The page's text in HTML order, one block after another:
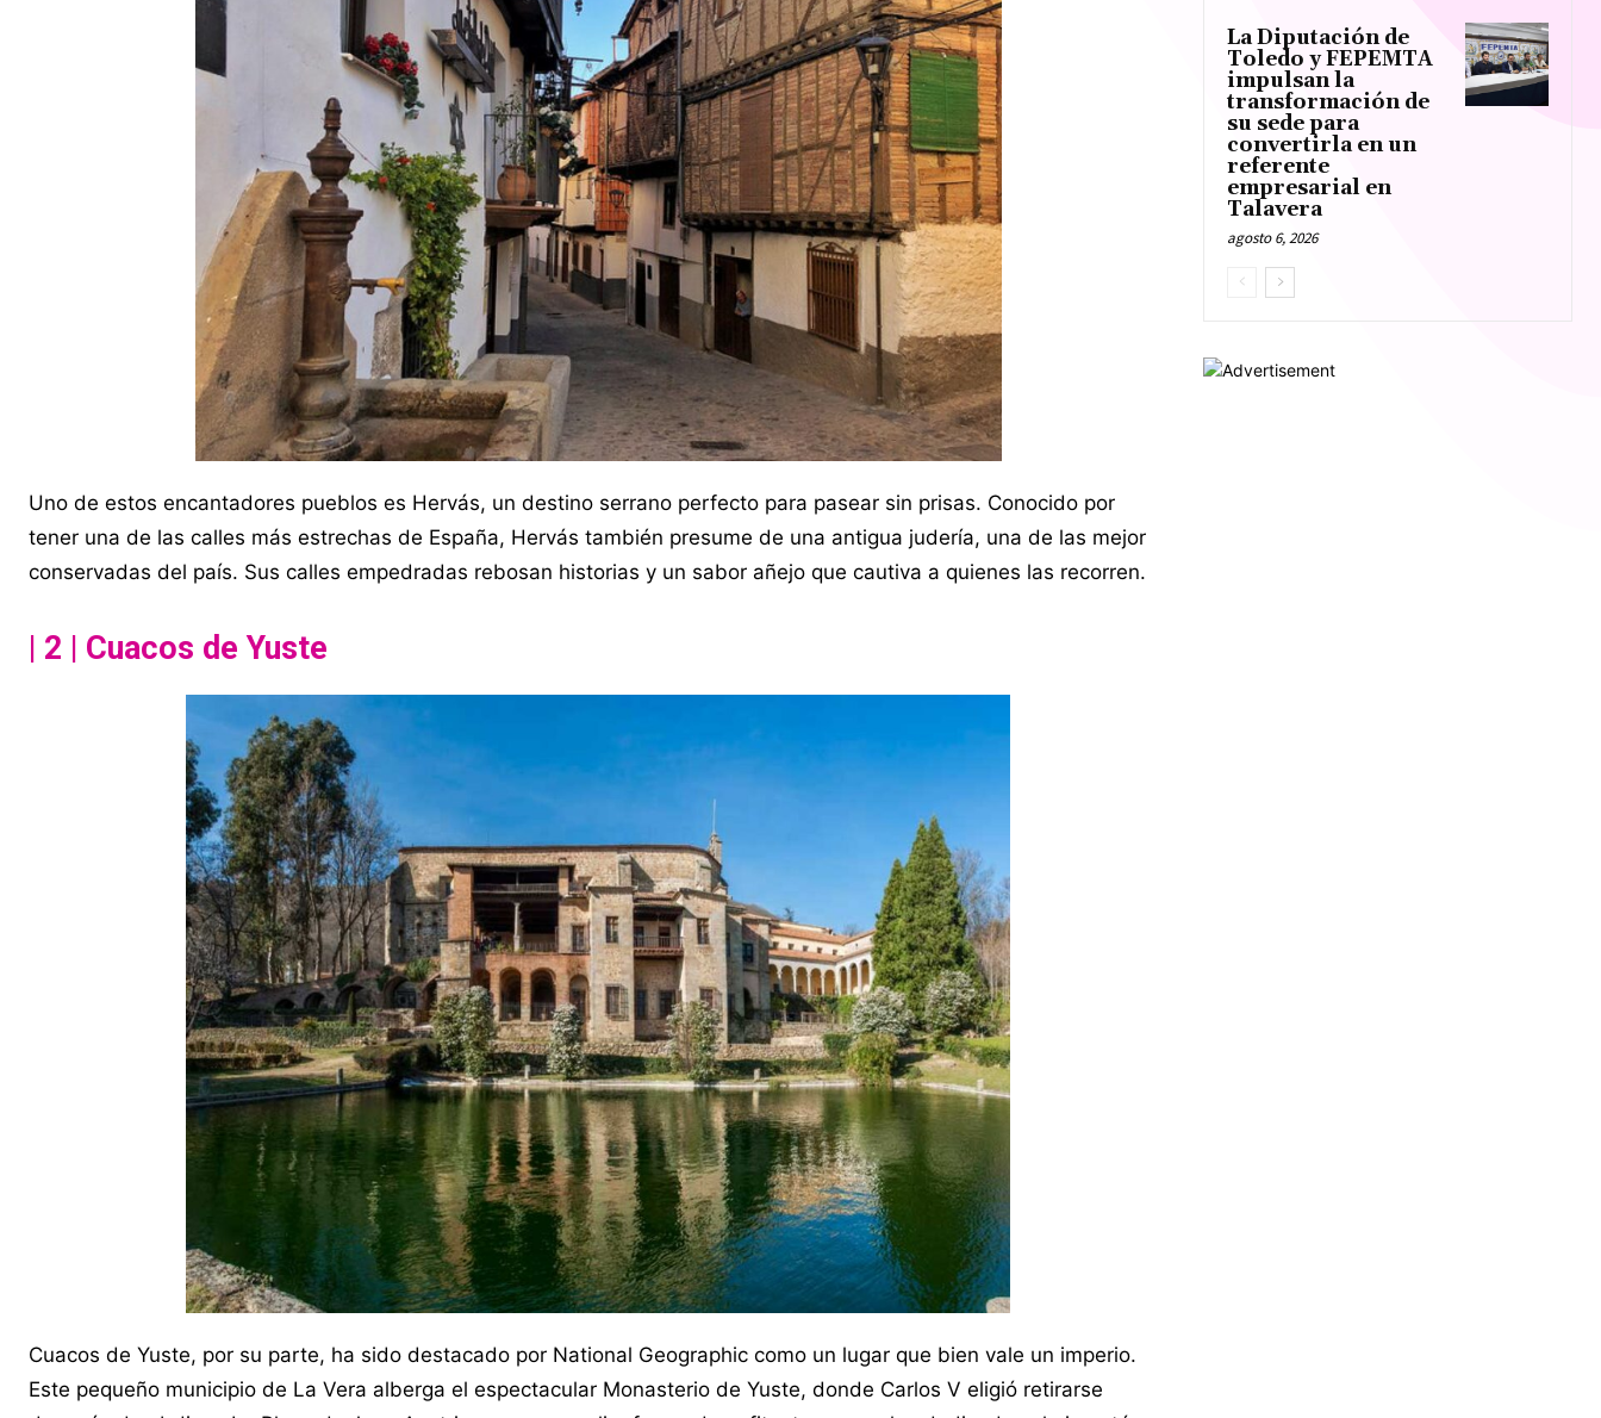
Uno de estos encantadores pueblos es Hervás, un destino serrano perfecto para pasear sin prisas. Conocido por
tener una de las calles más estrechas de España, Hervás también presume de una antigua judería, una de las mejor
conservadas del país. Sus calles empedradas rebosan historias y un sabor añejo que cautiva a quienes las recorren.
| 2 | Cuacos de Yuste
Cuacos de Yuste, por su parte, ha sido destacado por National Geographic como un lugar que bien vale un imperio.
Este pequeño municipio de La Vera alberga el espectacular Monasterio de Yuste, donde Carlos V eligió retirarse
La Diputación de
Toledo y FEPEMTA
impulsan la
transformación de
su sede para
convertirla en un
referente
empresarial en
Talavera
agosto 6, 2026